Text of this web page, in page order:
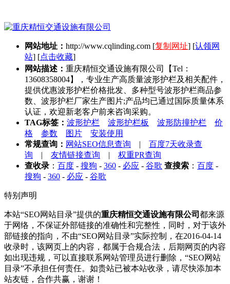
网站地址： http://www.cqlinding.com [复制网址] [认领网
站] [点击收藏]
网站描述： 重庆精恒交通设施有限公司【Tel：
13608358004】，专业生产高质量波形护栏及相关配件，
提供优惠波形护栏价格批发、多种型号波形护栏商品参
数、波形护栏厂家生产图片;产品均已通过国际质量体系
认证，欢迎新老客户前来咨询采购。
TAG标签： 波形护栏 波形护栏板 波形防撞护栏
价
格
参数 图片
安装使用
常规查询： 网站SEO信息查询 | 百度7天收录查
询 | 友情链接查询 | 权重PR查询
查收录 ： 百度 - 搜狗 - 360 - 必应 - 谷歌 查搜索 ： 百度 -
搜狗 - 360 - 必应 - 谷歌
特别声明
本站“SEO网站目录”提供的重庆精恒交通设施有限公司 都来源
于网络，不保证外部链接的准确性和完整性，同时，对于该外
部链接的指向，不由“SEO网站目录”实际控制，在2016-04-14
收录时，该网页上的内容，都属于合规合法，后期网页的内容
如出现违规，可以直接联系网站管理员进行删除，“SEO网站
目录”不承担任何责任。如贵站已被本站收录，请尽快添加本
站友链，合作共赢，谢谢！